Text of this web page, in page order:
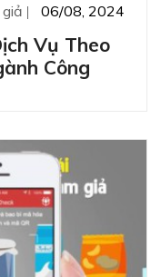
06/08, 2024
Vụ Theo
Công